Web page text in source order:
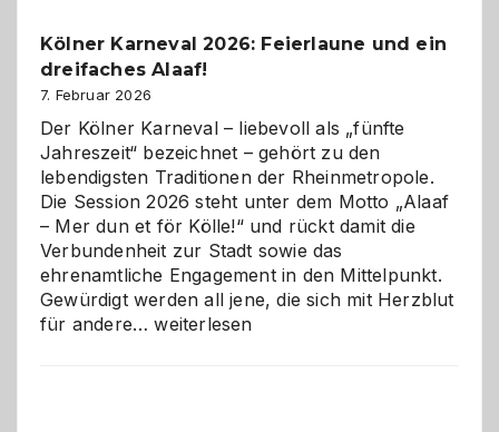
geworden
Kölner Karneval 2026: Feierlaune und ein
dreifaches Alaaf!
7. Februar 2026
Der Kölner Karneval – liebevoll als „fünfte
Jahreszeit“ bezeichnet – gehört zu den
lebendigsten Traditionen der Rheinmetropole.
Die Session 2026 steht unter dem Motto „Alaaf
– Mer dun et för Kölle!“ und rückt damit die
Verbundenheit zur Stadt sowie das
ehrenamtliche Engagement in den Mittelpunkt.
Gewürdigt werden all jene, die sich mit Herzblut
für andere…Kölner
weiterlesen